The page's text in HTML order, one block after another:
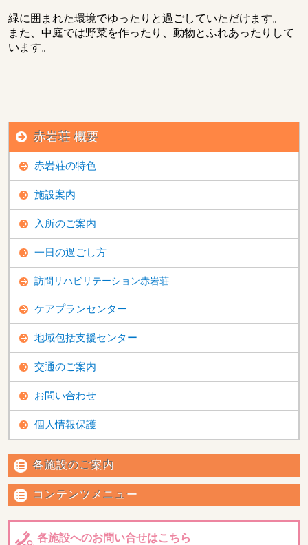
緑に囲まれた環境でゆったりと過ごしていただけます。
また、中庭では野菜を作ったり、動物とふれあったりして
います。
赤岩荘 概要
赤岩荘の特色
施設案内
入所のご案内
一日の過ごし方
訪問リハビリテーション赤岩荘
ケアプランセンター
地域包括支援センター
交通のご案内
お問い合わせ
個人情報保護
各施設のご案内
コンテンツメニュー
各施設へのお問い合せはこちら